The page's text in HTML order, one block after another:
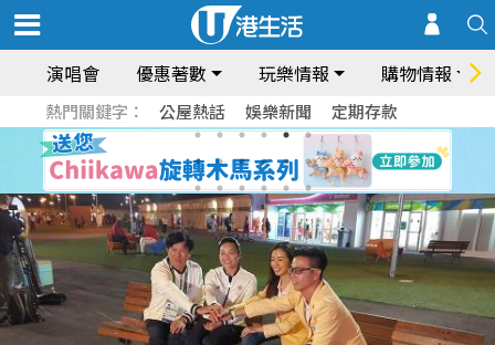
演唱會 優惠著數 玩樂情報 購物情報
熱門關鍵字： 公屋熱話 娛樂新聞 定期存款